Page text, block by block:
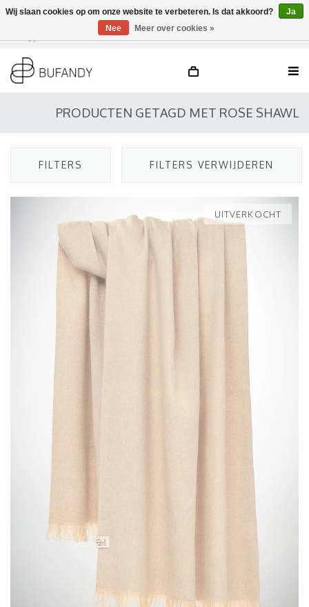
DE / EN
PRODUCTEN GETAGD MET ROSE SHAWL
FILTERS FILTERS VERWIJDEREN
UITVERKOCHT
Wij slaan cookies op om onze website te verbeteren. Is dat akkoord?
Ja
Nee
Meer over cookies »